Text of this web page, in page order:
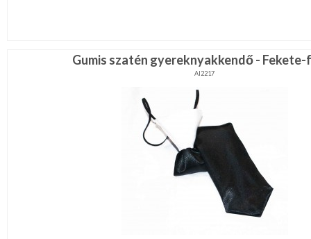
Gumis szatén gyereknyakkendő -
AI2217